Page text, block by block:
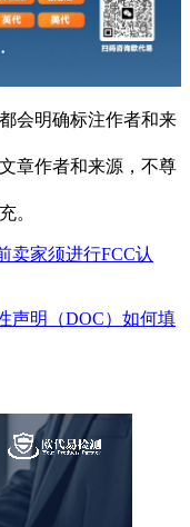
会明确标注作者和来
章作者和来源，不尊
。
卖家须进行FCC认
声明（DOC）如何填